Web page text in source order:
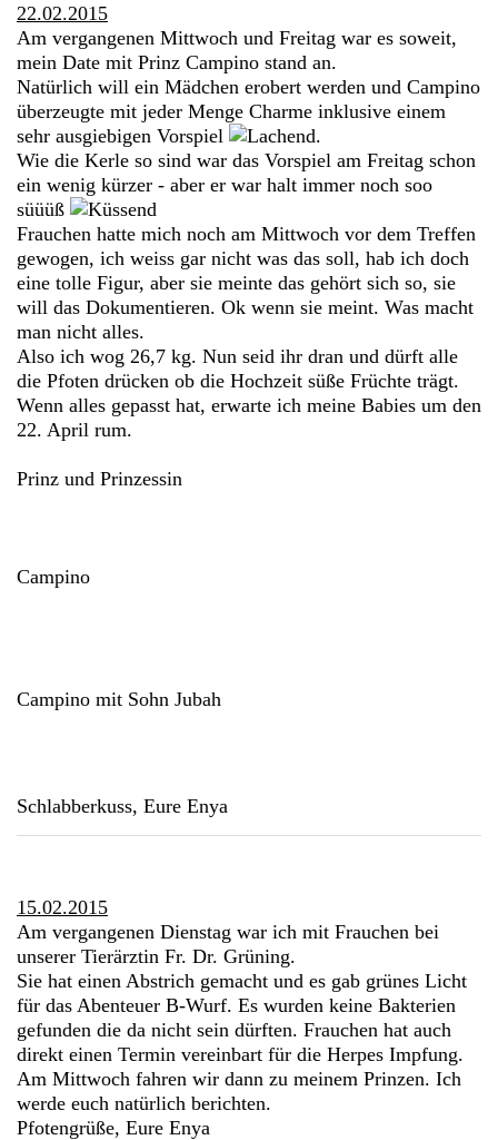
22.02.2015
Am vergangenen Mittwoch und Freitag war es soweit,
mein Date mit Prinz Campino stand an.
Natürlich will ein Mädchen erobert werden und Campino
überzeugte mit jeder Menge Charme inklusive einem
sehr ausgiebigen Vorspiel
.
Wie die Kerle so sind war das Vorspiel am Freitag schon
ein wenig kürzer - aber er war halt immer noch soo
süüüß
Frauchen hatte mich noch am Mittwoch vor dem Treffen
gewogen, ich weiss gar nicht was das soll, hab ich doch
eine tolle Figur, aber sie meinte das gehört sich so, sie
will das Dokumentieren. Ok wenn sie meint. Was macht
man nicht alles.
Also ich wog 26,7 kg. Nun seid ihr dran und dürft alle
die Pfoten drücken ob die Hochzeit süße Früchte trägt.
Wenn alles gepasst hat, erwarte ich meine Babies um den
22. April rum.
Prinz und Prinzessin
Campino
Campino mit Sohn Jubah
Schlabberkuss, Eure Enya
15.02.2015
Am vergangenen Dienstag war ich mit Frauchen bei
unserer Tierärztin Fr. Dr. Grüning.
Sie hat einen Abstrich gemacht und es gab grünes Licht
für das Abenteuer B-Wurf. Es wurden keine Bakterien
gefunden die da nicht sein dürften. Frauchen hat auch
direkt einen Termin vereinbart für die Herpes Impfung.
Am Mittwoch fahren wir dann zu meinem Prinzen. Ich
werde euch natürlich berichten.
Pfotengrüße, Eure Enya